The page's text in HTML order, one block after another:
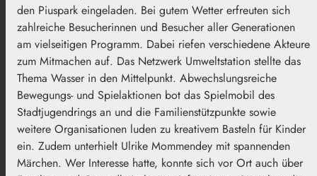
den Piuspark eingeladen. Bei gutem Wetter erfreuten sich
zahlreiche Besucherinnen und Besucher aller Generationen
am vielseitigen Programm. Dabei riefen verschiedene Akteure
zum Mitmachen auf. Das Netzwerk Umweltstation stellte das
Thema Wasser in den Mittelpunkt. Abwechslungsreiche
Bewegungs- und Spielaktionen bot das Spielmobil des
Stadtjugendrings an und die Familienstützpunkte sowie
weitere Organisationen luden zu kreativem Basteln für Kinder
ein. Zudem unterhielt Ulrike Mommendey mit spannenden
Märchen. Wer Interesse hatte, konnte sich vor Ort auch über